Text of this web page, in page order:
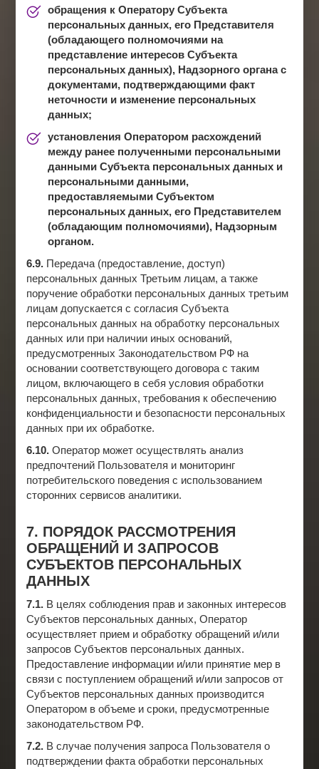
обращения к Оператору Субъекта
персональных данных, его Представителя
(обладающего полномочиями на
представление интересов Субъекта
персональных данных), Надзорного органа с
документами, подтверждающими факт
неточности и изменение персональных
данных;
установления Оператором расхождений
между ранее полученными персональными
данными Субъекта персональных данных и
персональными данными,
предоставляемыми Субъектом
персональных данных, его Представителем
(обладающим полномочиями), Надзорным
органом.
6.9. Передача (предоставление, доступ)
персональных данных Третьим лицам, а также
поручение обработки персональных данных третьим
лицам допускается с согласия Субъекта
персональных данных на обработку персональных
данных или при наличии иных оснований,
предусмотренных Законодательством РФ на
основании соответствующего договора с таким
лицом, включающего в себя условия обработки
персональных данных, требования к обеспечению
конфиденциальности и безопасности персональных
данных при их обработке.
6.10. Оператор может осуществлять анализ
предпочтений Пользователя и мониторинг
потребительского поведения с использованием
сторонних сервисов аналитики.
7. ПОРЯДОК РАССМОТРЕНИЯ
ОБРАЩЕНИЙ И ЗАПРОСОВ
СУБЪЕКТОВ ПЕРСОНАЛЬНЫХ
ДАННЫХ
7.1. В целях соблюдения прав и законных интересов
Субъектов персональных данных, Оператор
осуществляет прием и обработку обращений и/или
запросов Субъектов персональных данных.
Предоставление информации и/или принятие мер в
связи с поступлением обращений и/или запросов от
Субъектов персональных данных производится
Оператором в объеме и сроки, предусмотренные
законодательством РФ.
7.2. В случае получения запроса Пользователя о
подтверждении факта обработки персональных